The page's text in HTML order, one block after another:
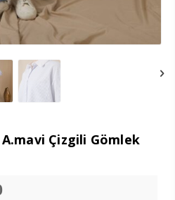
A.mavi Çizgili Gömlek